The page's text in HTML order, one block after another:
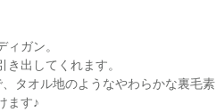
ガン。
出してくれます。
タオル地のようなやわらかな裏毛素
ます♪